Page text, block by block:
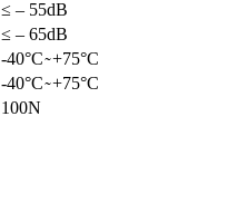
≤ – 55dB
≤ – 65dB
-40°C ̴ +75°C
-40°C ̴ +75°C
100N